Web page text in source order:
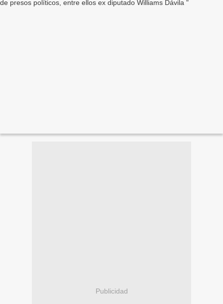
Publicidad